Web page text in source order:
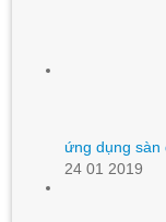
ứng dụng sàn
24 01 2019